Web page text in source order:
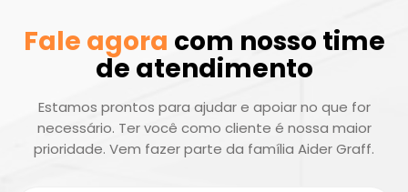
Fale agora com nosso time
de atendimento
Estamos prontos para ajudar e apoiar no que for
necessário. Ter você como cliente é nossa maior
prioridade. Vem fazer parte da família Aider Graff.